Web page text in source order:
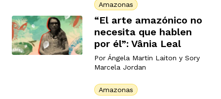
Amazonas
“El arte amazónico no
necesita que hablen
por él”: Vânia Leal
Por Ángela Martin Laiton y Sory
Marcela Jordan
Amazonas